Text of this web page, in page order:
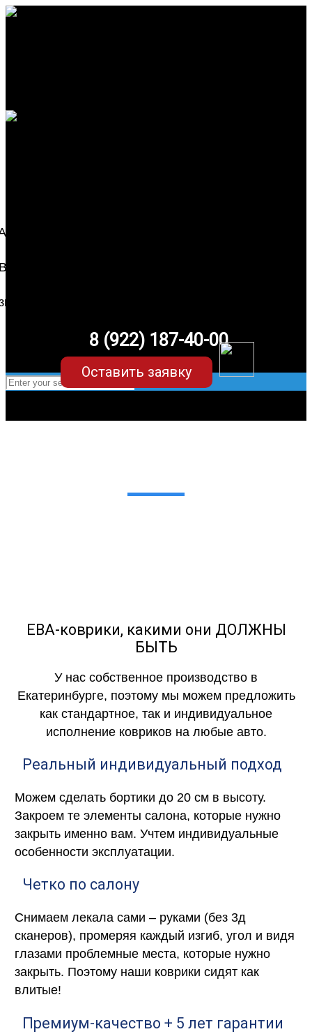
8 (922) 187-40-00
Оставить заявку
ЕВА-коврики, какими они ДОЛЖНЫ
БЫТЬ
У нас собственное производство в
Екатеринбурге, поэтому мы можем предложить
как стандартное, так и индивидуальное
исполнение ковриков на любые авто.
Реальный индивидуальный подход
Можем сделать бортики до 20 см в высоту.
Закроем те элементы салона, которые нужно
закрыть именно вам. Учтем индивидуальные
особенности эксплуатации.
Четко по салону
Снимаем лекала сами – руками (без 3д
сканеров), промеряя каждый изгиб, угол и видя
глазами проблемные места, которые нужно
закрыть. Поэтому наши коврики сидят как
влитые!
Премиум-качество + 5 лет гарантии